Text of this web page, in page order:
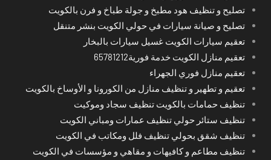
تصليح و تنظيف هود مطبخ و جولة طباخ و فرن بالكويت
تصليح و صيانة سيارات في حولي الكويت بنشر متنقل
تعقيم سيارات الكويت غسيل سيارات بالبخار
تعقيم منازل الكويت خدمة فورية65781212
تعقيم منازل فوري الجهراء
تعقيم و تطهير و تنظيف منازل من الكورونا و الأوساخ بالكويت
تنظيف حمامات بالكويت تنظيف سجاد وموكيت
تنظيف ستائر حولي تنظيف عمارات ومباني الكويت
تنظيف شقق بحولي تنظيف فلل ومكاتب في الكويت
تنظيف مطاعم و كافيهات و مقاهي و مؤسسات في الكويت